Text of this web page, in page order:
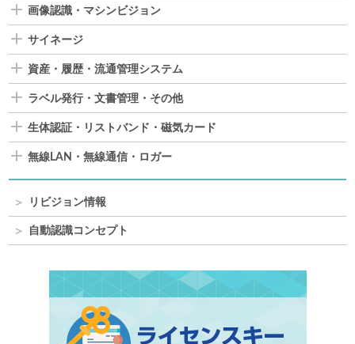
画像認識・マシンビジョン
サイネージ
資産・履歴・流通管理システム
ラベル発行・文書管理・その他
生体認証・リストバンド・磁気カード
無線LAN・無線通信・ロガー
リビジョン情報
自動認識コンセプト